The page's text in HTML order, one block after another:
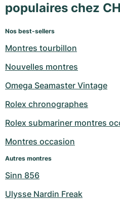
populaires chez
Nos best-sellers
Montres tourbillon
Nouvelles montres
Omega Seamaster Vintage
Rolex chronographes
Rolex submariner montres
Montres occasion
Autres montres
Sinn 856
Ulysse Nardin Freak